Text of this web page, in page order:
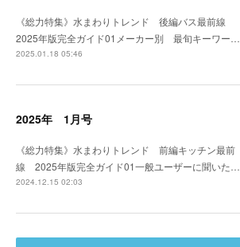
《総力特集》水まわりトレンド 後編バス最前線
2025年版完全ガイド01メーカー別 最旬キーワー…
2025.01.18 05:46
2025年 1月号
《総力特集》水まわりトレンド 前編キッチン最前
線 2025年版完全ガイド01一般ユーザーに聞いた…
2024.12.15 02:03